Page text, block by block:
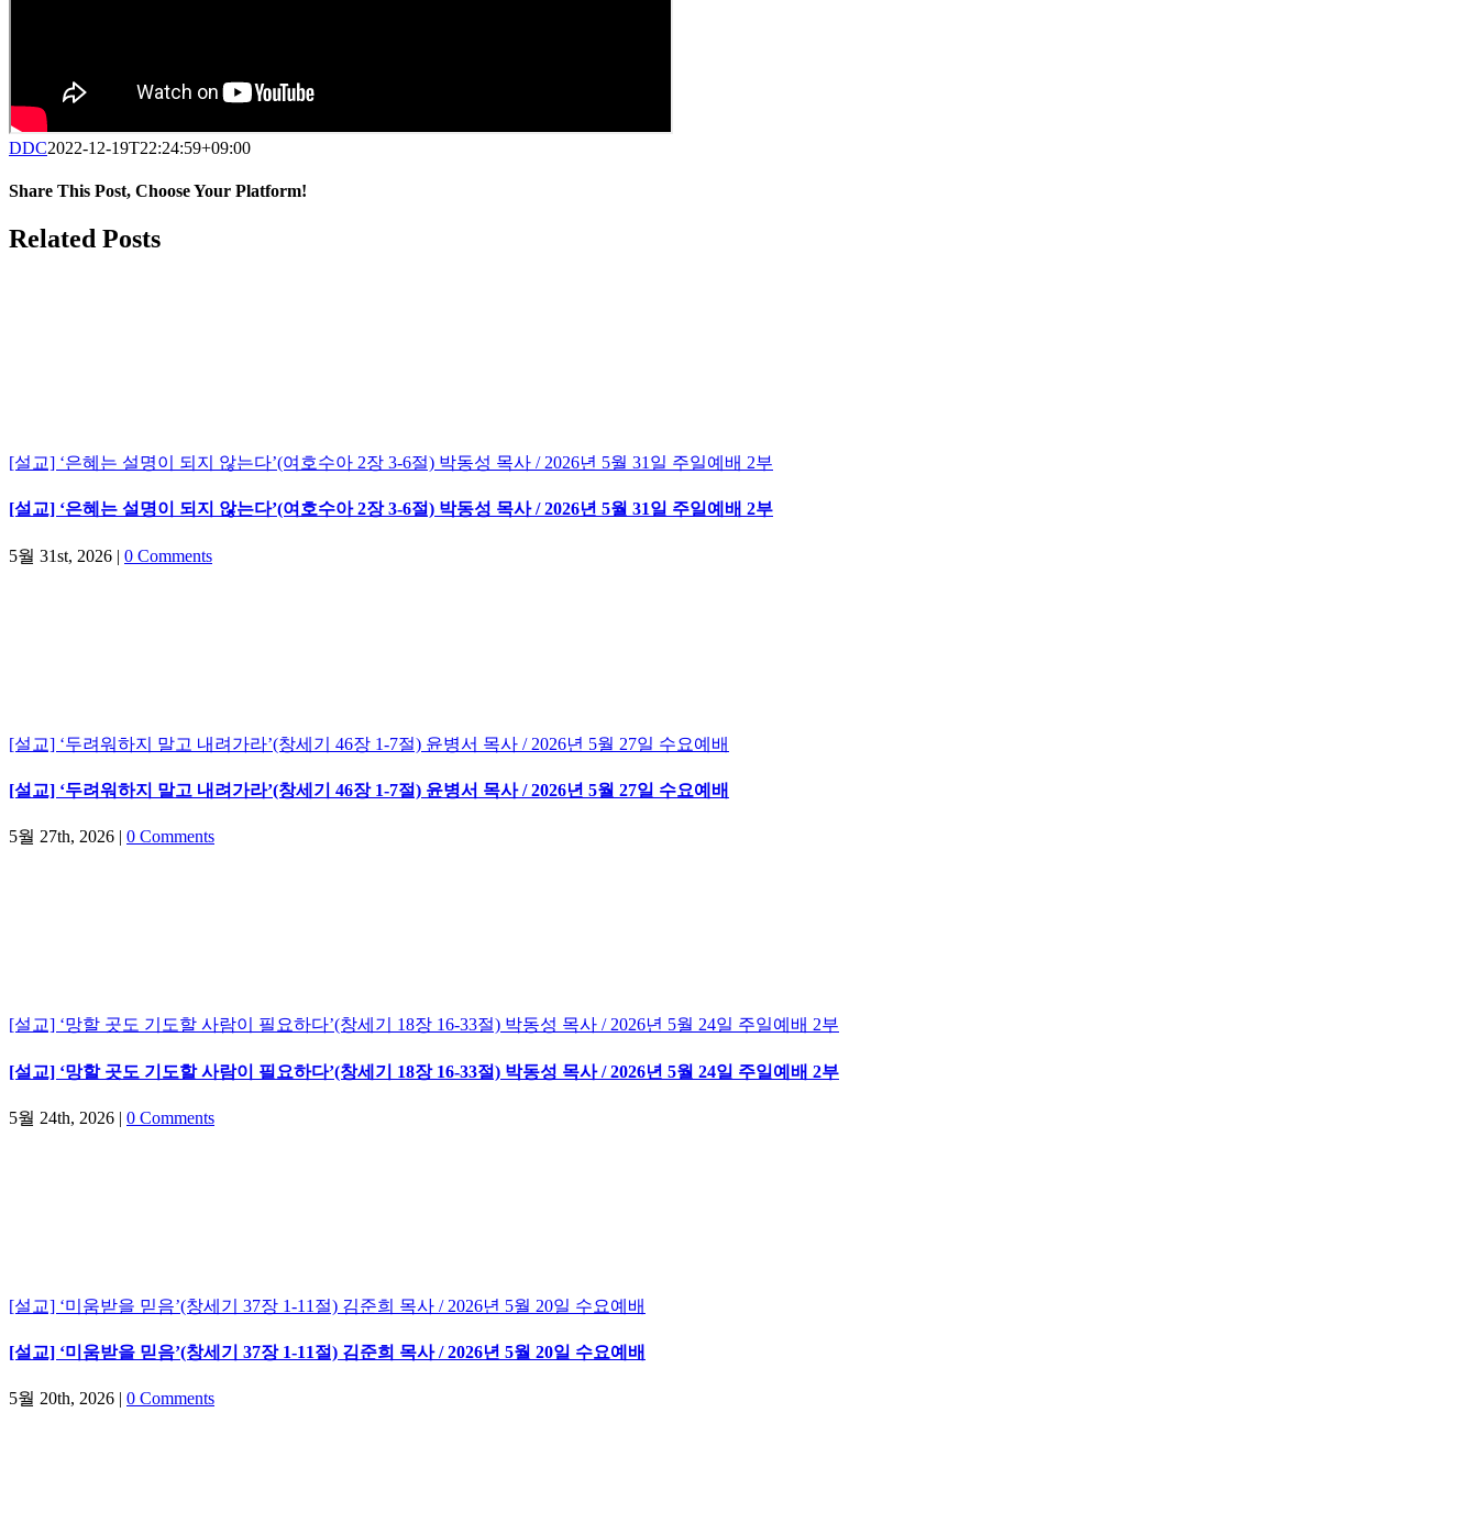
DDC2022-12-19T22:24:59+09:00
Share This Post, Choose Your Platform!
Facebook
Twitter
LinkedIn
Tumblr
Pinterest
Related Posts
[설교] ‘은혜는 설명이 되지 않는다’(여호수아 2장 3-6절) 박동성 목사 / 2026년 5월 31일 주일예배 2부
[설교] ‘은혜는 설명이 되지 않는다’(여호수아 2장 3-6절) 박동성 목사 / 2026년 5월 31일 주일예배 2부
5월 31st, 2026 | 0 Comments
[설교] ‘두려워하지 말고 내려가라’(창세기 46장 1-7절) 윤병서 목사 / 2026년 5월 27일 수요예배
[설교] ‘두려워하지 말고 내려가라’(창세기 46장 1-7절) 윤병서 목사 / 2026년 5월 27일 수요예배
5월 27th, 2026 | 0 Comments
[설교] ‘망할 곳도 기도할 사람이 필요하다’(창세기 18장 16-33절) 박동성 목사 / 2026년 5월 24일 주일예배 2부
[설교] ‘망할 곳도 기도할 사람이 필요하다’(창세기 18장 16-33절) 박동성 목사 / 2026년 5월 24일 주일예배 2부
5월 24th, 2026 | 0 Comments
[설교] ‘미움받을 믿음’(창세기 37장 1-11절) 김준희 목사 / 2026년 5월 20일 수요예배
[설교] ‘미움받을 믿음’(창세기 37장 1-11절) 김준희 목사 / 2026년 5월 20일 수요예배
5월 20th, 2026 | 0 Comments